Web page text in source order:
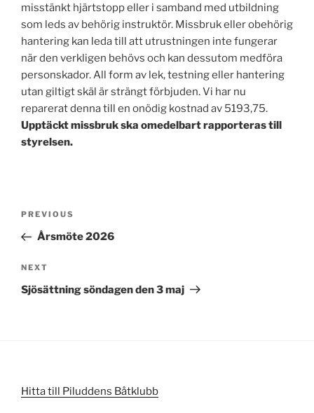
misstänkt hjärtstopp eller i samband med utbildning
som leds av behörig instruktör. Missbruk eller obehörig
hantering kan leda till att utrustningen inte fungerar
när den verkligen behövs och kan dessutom medföra
personskador. All form av lek, testning eller hantering
utan giltigt skäl är strängt förbjuden. Vi har nu
reparerat denna till en onödig kostnad av 5193,75.
Upptäckt missbruk ska omedelbart rapporteras till
styrelsen.
navigation
Previous
Post
PREVIOUS
Årsmöte 2026
Next
Post
NEXT
Sjösättning söndagen den 3 maj
Hitta till Piluddens Båtklubb